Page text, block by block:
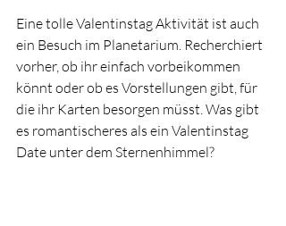
Eine tolle Valentinstag Aktivität ist auch
ein Besuch im Planetarium. Recherchiert
vorher, ob ihr einfach vorbeikommen
könnt oder ob es Vorstellungen gibt, für
die ihr Karten besorgen müsst. Was gibt
es romantischeres als ein Valentinstag
Date unter dem Sternenhimmel?